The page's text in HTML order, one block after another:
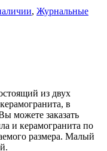
, Журнальные
из двух
в
можете заказать
и керамогранита по
размера. Малый